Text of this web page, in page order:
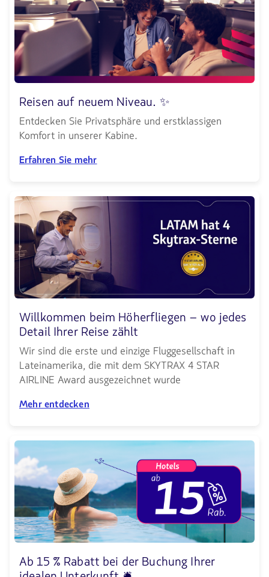
Reisen auf neuem Niveau. ✨
Entdecken Sie Privatsphäre und erstklassigen
Komfort in unserer Kabine.
Erfahren Sie mehr
Willkommen beim Höherfliegen – wo jedes
Detail Ihrer Reise zählt
Wir sind die erste und einzige Fluggesellschaft in
Lateinamerika, die mit dem SKYTRAX 4 STAR
AIRLINE Award ausgezeichnet wurde
Mehr entdecken
Ab 15 % Rabatt bei der Buchung Ihrer